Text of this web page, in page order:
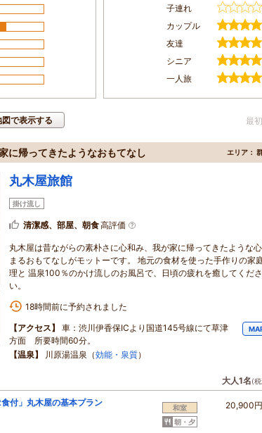
子連れ
カップル
友達
シニア
一人旅
で表示する 最初
に帰ってきたようなおもてなし エリア：
丸木屋旅館
掛け流し
清潔感、部屋、朝食高評価
丸木屋は昔ながらの素朴さに心和み、我が家に帰ってきたような
まるおもてなしがモットーです。 地元の食材を使った手作りの家
理と 温泉100％のかけ流しのお風呂で、日頃の疲れを癒してくださ
い。
18時間前に予約されました
【アクセス】
車：渋川伊香保ICより国道145号線にて草津
方面 所要時間60分。
【温泉】 川原湯温泉（効能・泉質）
大人1名(
付」丸木屋の基本プラン
和室
朝・夕
20,900